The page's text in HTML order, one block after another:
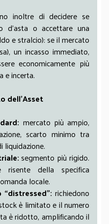
inoltre di decidere se
d’asta o accettare una
e stralcio): se il mercato
un incasso immediato,
economicamente più
e incerta.
dell’Asset
mercato più ampio,
scarto minimo tra
liquidazione.
segmento più rigido.
della specifica
locale.
“distressed”:richiedono
è limitato e il numero
è ridotto, amplificando il